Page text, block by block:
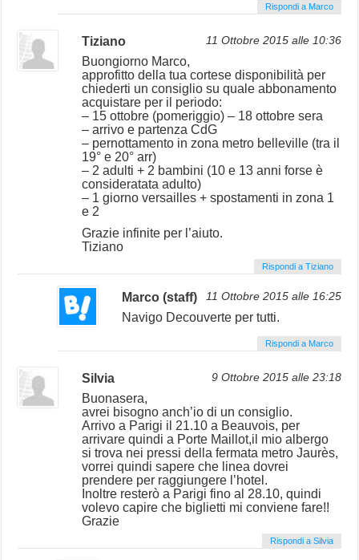
Rispondi a Marco
Tiziano 11 Ottobre 2015 alle 10:36
Buongiorno Marco,
approfitto della tua cortese disponibilità per
chiederti un consiglio su quale abbonamento
acquistare per il periodo:
– 15 ottobre (pomeriggio) – 18 ottobre sera
– arrivo e partenza CdG
– pernottamento in zona metro belleville (tra il
19° e 20° arr)
– 2 adulti + 2 bambini (10 e 13 anni forse è
consideratata adulto)
– 1 giorno versailles + spostamenti in zona 1
e 2
Grazie infinite per l’aiuto.
Tiziano
Rispondi a Tiziano
Marco (staff) 11 Ottobre 2015 alle 16:25
Navigo Decouverte per tutti.
Rispondi a Marco
Silvia 9 Ottobre 2015 alle 23:18
Buonasera,
avrei bisogno anch’io di un consiglio.
Arrivo a Parigi il 21.10 a Beauvois, per
arrivare quindi a Porte Maillot,il mio albergo
si trova nei pressi della fermata metro Jaurès,
vorrei quindi sapere che linea dovrei
prendere per raggiungere l’hotel.
Inoltre resterò a Parigi fino al 28.10, quindi
volevo capire che biglietti mi conviene fare!!
Grazie
Rispondi a Silvia